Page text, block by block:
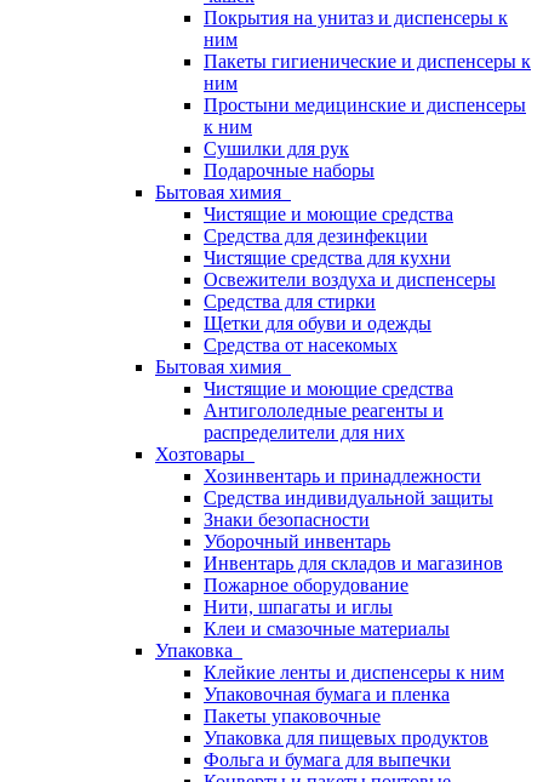
Покрытия на унитаз и диспенсеры к
ним
Пакеты гигиенические и диспенсеры к
ним
Простыни медицинские и диспенсеры
к ним
Сушилки для рук
Подарочные наборы
Бытовая химия
Чистящие и моющие средства
Средства для дезинфекции
Чистящие средства для кухни
Освежители воздуха и диспенсеры
Средства для стирки
Щетки для обуви и одежды
Средства от насекомых
Бытовая химия
Чистящие и моющие средства
Антигололедные реагенты и
распределители для них
Хозтовары
Хозинвентарь и принадлежности
Средства индивидуальной защиты
Знаки безопасности
Уборочный инвентарь
Инвентарь для складов и магазинов
Пожарное оборудование
Нити, шпагаты и иглы
Клеи и смазочные материалы
Упаковка
Клейкие ленты и диспенсеры к ним
Упаковочная бумага и пленка
Пакеты упаковочные
Упаковка для пищевых продуктов
Фольга и бумага для выпечки